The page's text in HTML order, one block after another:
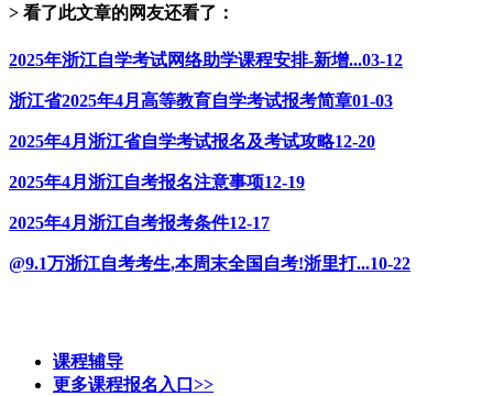
> 看了此文章的网友还看了：
2025年浙江自学考试网络助学课程安排-新增...03-12
浙江省2025年4月高等教育自学考试报考简章01-03
2025年4月浙江省自学考试报名及考试攻略12-20
2025年4月浙江自考报名注意事项12-19
2025年4月浙江自考报考条件12-17
@9.1万浙江自考考生,本周末全国自考!浙里打...10-22
课程辅导
更多课程报名入口>>